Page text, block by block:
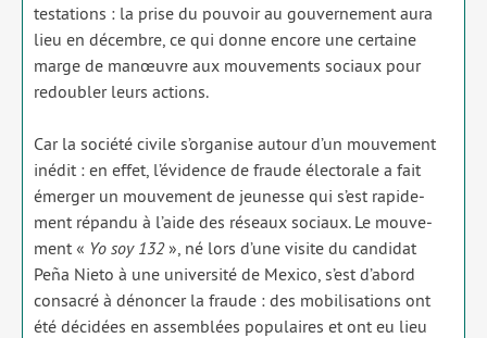
tes­ta­tions : la prise du pou­voir au gou­ver­ne­ment aura
lieu en décembre, ce qui donne encore une cer­taine
marge de manœuvre aux mou­ve­ments sociaux pour
redou­bler leurs actions.
Car la socié­té civile s’organise autour d’un mou­ve­ment
inédit : en effet, l’évidence de fraude élec­to­rale a fait
émer­ger un mou­ve­ment de jeu­nesse qui s’est rapi­de­
ment répan­du à l’aide des réseaux sociaux. Le mou­ve­
ment « Yo soy 132», né lors d’une visite du can­di­dat
Peña Nieto à une uni­ver­si­té de Mexico, s’est d’abord
consa­cré à dénon­cer la fraude : des mobi­li­sa­tions ont
été déci­dées en assem­blées popu­laires et ont eu lieu